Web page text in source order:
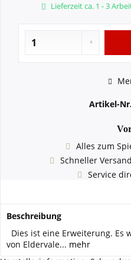
Lieferzeit ca. 1 - 3
Artikel-
Alles zum
Schneller
Service
Beschreibung
Dies ist eine Erweiterung. Es
von Eldervale... mehr